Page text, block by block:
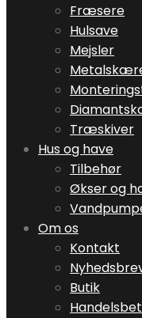
Fræsere
Hulsave
Mejsler
Træskiver
Hus og have
Tilbehør
Økser og
Om os
Kontakt
Butik